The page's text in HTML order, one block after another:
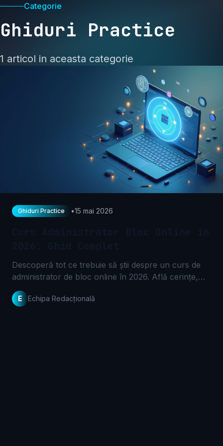
Categorie
Ghiduri Practice
1 articol in aceasta categorie
Ghiduri Practice •15 mai 2026
Descoperă tot ce trebuie să știi despre un curs de
administrator de bloc online în 2026. Află cerințe,
beneficii și cum să alegi programul potrivit pentru a-
ți E Echipa Redacțională